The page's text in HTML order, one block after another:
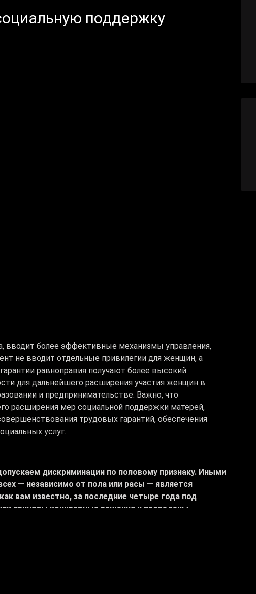
поддержку
вводит более эффективные механизмы управления,
не вводит отдельные привилегии для женщин, а
равноправия получают более высокий
для дальнейшего расширения участия женщин в
и предпринимательстве. Важно, что
расширения мер социальной поддержки матерей,
трудовых гарантий, обеспечения
услуг.
дискриминации по половому признаку. Иными
— независимо от пола или расы — является
вам известно, за последние четыре года под
приняты конкретные решения и проведены